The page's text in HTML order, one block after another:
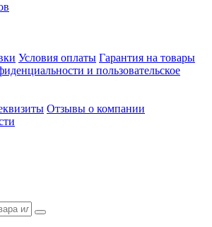
Условия оплаты Гарантия на товары
и пользовательское
Отзывы о компании